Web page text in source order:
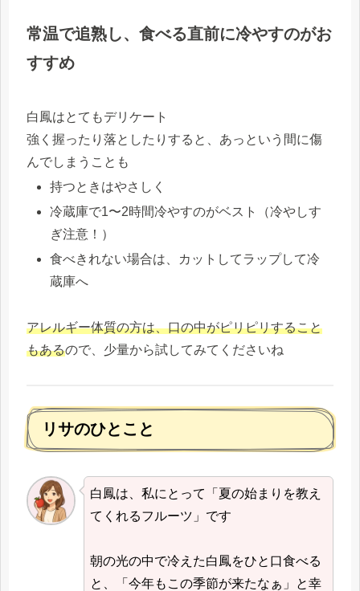
常温で追熟し、食べる直前に冷やすのがお
すすめ
白鳳はとてもデリケート
強く握ったり落としたりすると、あっという間に傷
んでしまうことも
持つときはやさしく
冷蔵庫で1〜2時間冷やすのがベスト（冷やしす
ぎ注意！）
食べきれない場合は、カットしてラップして冷
蔵庫へ
アレルギー体質の方は、口の中がピリピリすること
もあるので、少量から試してみてくださいね
リサのひとこと
白鳳は、私にとって「夏の始まりを教え
てくれるフルーツ」です
朝の光の中で冷えた白鳳をひと口食べる
と、「今年もこの季節が来たなぁ」と幸